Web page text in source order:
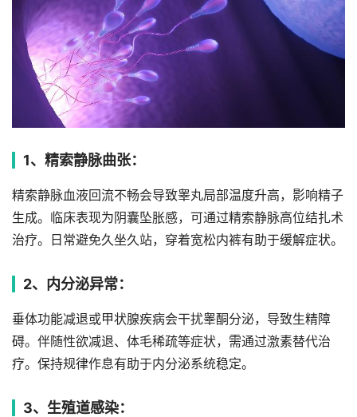
1、精索静脉曲张：
精索静脉血液回流不畅会导致睾丸局部温度升高，影响精子
生成。临床表现为阴囊坠胀感，可通过精索静脉高位结扎术
治疗。日常避免久坐久站，穿着宽松内裤有助于缓解症状。
2、内分泌异常：
垂体功能减退或甲状腺疾病会干扰睾酮分泌，导致生精障
碍。伴随性欲减退、体毛稀疏等症状，需通过激素替代治
疗。保持规律作息有助于内分泌系统稳定。
3、生殖道感染：